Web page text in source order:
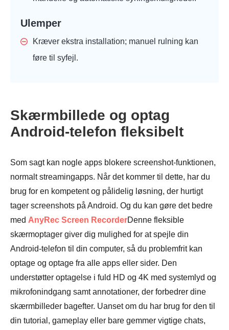
Ulemper
Kræver ekstra installation; manuel rulning kan
føre til syfejl.
Skærmbillede og optag
Android-telefon fleksibelt
Som sagt kan nogle apps blokere screenshot-funktionen,
normalt streamingapps. Når det kommer til dette, har du
brug for en kompetent og pålidelig løsning, der hurtigt
tager screenshots på Android. Og du kan gøre det bedre
med AnyRec Screen RecorderDenne fleksible
skærmoptager giver dig mulighed for at spejle din
Android-telefon til din computer, så du problemfrit kan
optage og optage fra alle apps eller sider. Den
understøtter optagelse i fuld HD og 4K med systemlyd og
mikrofonindgang samt annotationer, der forbedrer dine
skærmbilleder bagefter. Uanset om du har brug for den til
din tutorial, gameplay eller bare gemmer vigtige chats,